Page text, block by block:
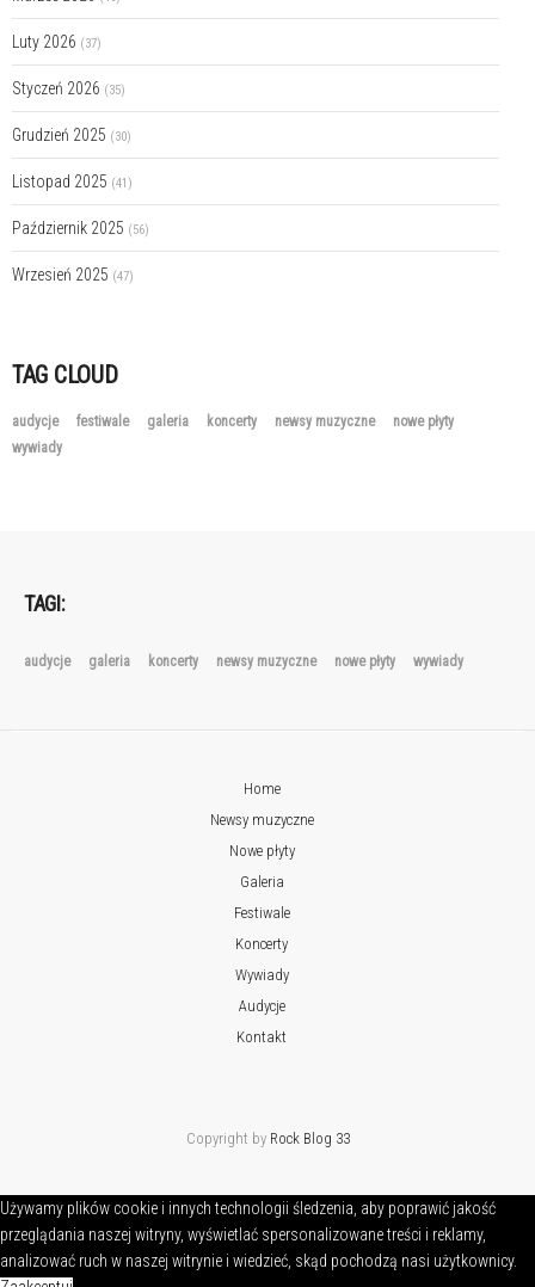
Luty 2026 (37)
Styczeń 2026 (35)
Grudzień 2025 (30)
Listopad 2025 (41)
Październik 2025 (56)
Wrzesień 2025 (47)
TAG CLOUD
audycje festiwale galeria koncerty newsy muzyczne
nowe płyty
wywiady
TAGI:
audycje galeria koncerty newsy muzyczne nowe płyty wywiady
Home
Newsy muzyczne
Nowe płyty
Galeria
Festiwale
Koncerty
Wywiady
Audycje
Kontakt
Copyright by Rock Blog 33
Używamy plików cookie i innych technologii śledzenia, aby poprawić jakość
przeglądania naszej witryny, wyświetlać spersonalizowane treści i reklamy,
analizować ruch w naszej witrynie i wiedzieć, skąd pochodzą nasi użytkownicy.